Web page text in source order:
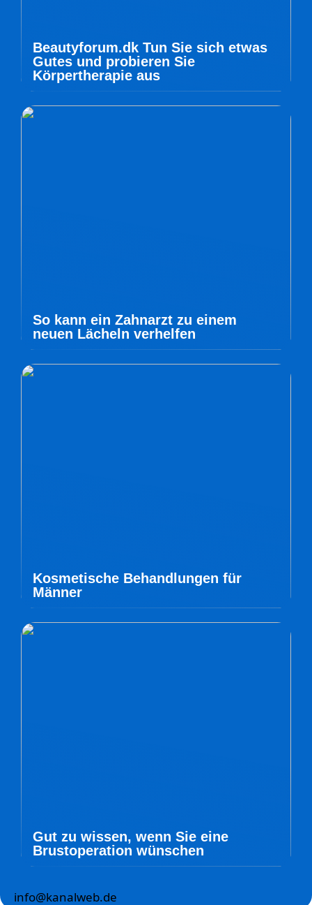
Beautyforum.dk Tun Sie sich etwas
Gutes und probieren Sie
Körpertherapie aus
So kann ein Zahnarzt zu einem
neuen Lächeln verhelfen
Kosmetische Behandlungen für
Männer
Gut zu wissen, wenn Sie eine
Brustoperation wünschen
info@kanalweb.de